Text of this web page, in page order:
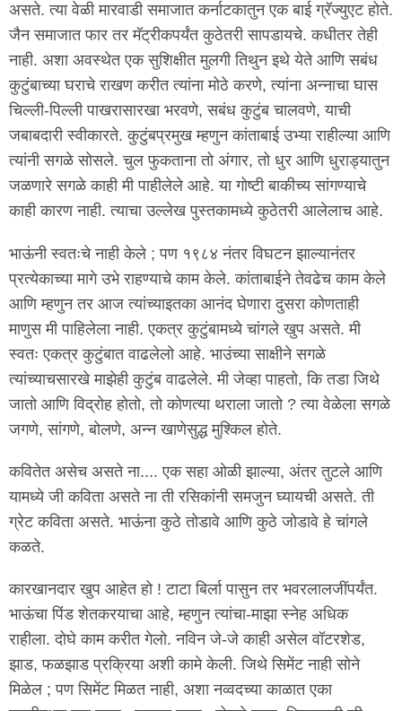
असते. त्या वेळी मारवाडी समाजात कर्नाटकातुन एक बाई ग्रॅज्युएट होते.
जैन समाजात फार तर मॅट्रीकपर्यंत कुठेतरी सापडायचे. कधीतर तेही
नाही. अशा अवस्थेत एक सुशिक्षीत मुलगी तिथुन इथे येते आणि सबंध
कुटुंबाच्या घराचे राखण करीत त्यांना मोठे करणे, त्यांना अन्नाचा घास
चिल्ली-पिल्ली पाखरासारखा भरवणे, सबंध कुटुंब चालवणे, याची
जबाबदारी स्वीकारते. कुटुंबप्रमुख म्हणुन कांताबाई उभ्या राहील्या आणि
त्यांनी सगळे सोसले. चुल फुकताना तो अंगार, तो धुर आणि धुराड्यातुन
जळणारे सगळे काही मी पाहीलेले आहे. या गोष्टी बाकीच्य सांगण्याचे
काही कारण नाही. त्याचा उल्लेख पुस्तकामध्ये कुठेतरी आलेलाच आहे.
भाऊंनी स्वतःचे नाही केले ; पण १९८४ नंतर विघटन झाल्यानंतर
प्रत्येकाच्या मागे उभे राहण्याचे काम केले. कांताबाईने तेवढेच काम केले
आणि म्हणुन तर आज त्यांच्याइतका आनंद घेणारा दुसरा कोणताही
माणुस मी पाहिलेला नाही. एकत्र कुटुंबामध्ये चांगले खुप असते. मी
स्वतः एकत्र कुटुंबात वाढलेलो आहे. भाउंच्या साक्षीने सगळे
त्यांच्याचसारखे माझेही कुटुंब वाढलेले. मी जेव्हा पाहतो, कि तडा जिथे
जातो आणि विद्रोह होतो, तो कोणत्या थराला जातो ? त्या वेळेला सगळे
जगणे, सांगणे, बोलणे, अन्न खाणेसुद्ध मुश्किल होते.
कवितेत असेच असते ना.... एक सहा ओळी झाल्या, अंतर तुटले आणि
यामध्ये जी कविता असते ना ती रसिकांनी समजुन घ्यायची असते. ती
ग्रेट कविता असते. भाऊंना कुठे तोडावे आणि कुठे जोडावे हे चांगले
कळते.
कारखानदार खुप आहेत हो ! टाटा बिर्ला पासुन तर भवरलालजींपर्यंत.
भाऊंचा पिंड शेतकरयाचा आहे, म्हणुन त्यांचा-माझा स्नेह अधिक
राहीला. दोघे काम करीत गेलो. नविन जे-जे काही असेल वॉटरशेड,
झाड, फळझाड प्रक्रिया अशी कामे केली. जिथे सिमेंट नाही सोने
मिळेल ; पण सिमेंट मिळत नाही, अशा नव्वदच्या काळात एका